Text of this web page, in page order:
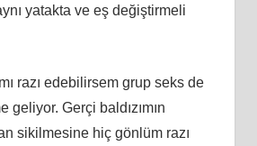
yatakta ve eş değiştirmeli
razı edebilirsem grup seks de
geliyor. Gerçi baldızımın
sikilmesine hiç gönlüm razı